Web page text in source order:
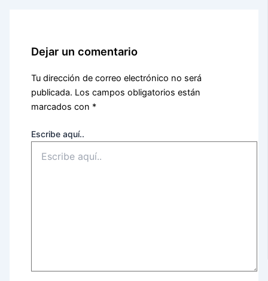
Dejar un comentario
Tu dirección de correo electrónico no será
publicada. Los campos obligatorios están
marcados con *
Escribe aquí..